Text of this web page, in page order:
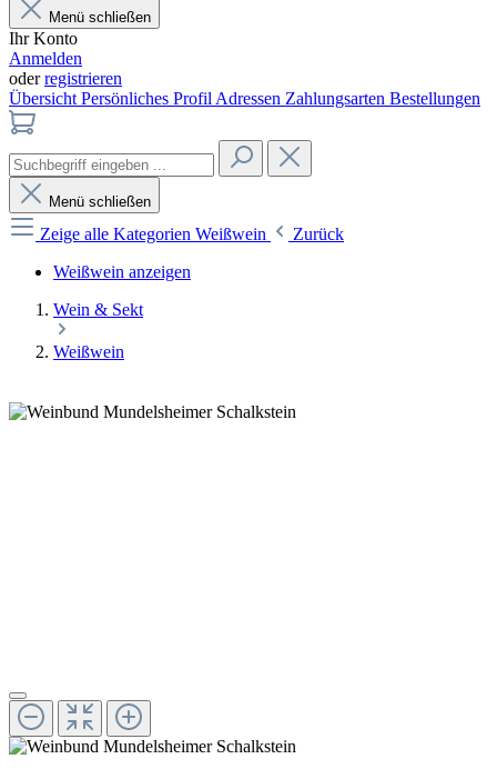
Menü schließen
Ihr Konto
Anmelden
oderregistrieren
Übersicht Persönliches Profil Adressen Zahlungsarten Bestellungen
Menü schließen
Zeige alle Kategorien Weißwein
Zurück
Weißwein anzeigen
Wein & Sekt
Weißwein